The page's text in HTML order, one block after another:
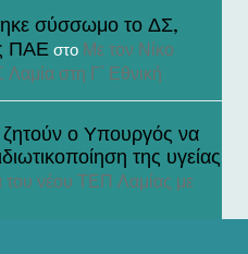
σύσσωμο το ΔΣ,
ΠΑΕ στο Με τον Νίκο
Λαμία στη Γ’ Εθνική
ζητούν ο Υπουργός να
της υγείας
του νέου ΤΕΠ Λαμίας με